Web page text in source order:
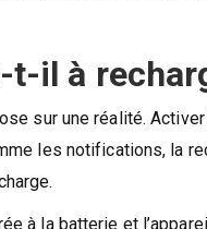
t-il à
sur une réalité.
les notifications, la
à la batterie et